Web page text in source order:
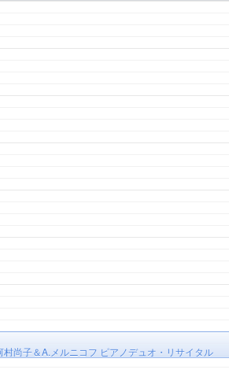
尚子＆A.メルニコフ ピアノデュオ・リサイタル